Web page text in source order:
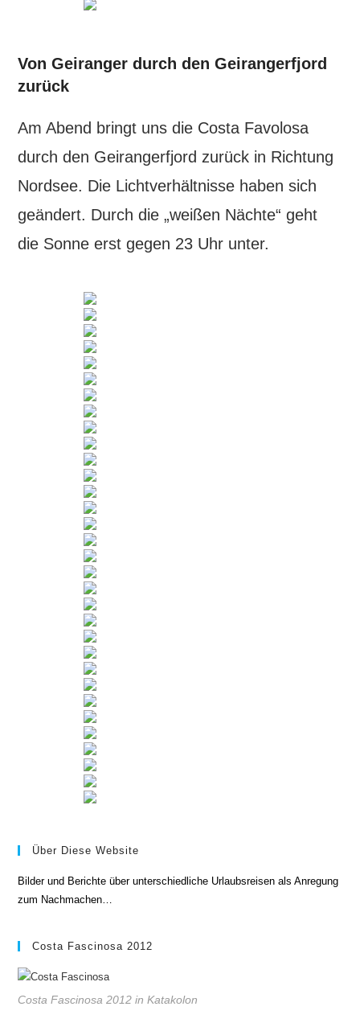
Von Geiranger durch den Geirangerfjord
zurück
Am Abend bringt uns die Costa Favolosa
durch den Geirangerfjord zurück in Richtung
Nordsee. Die Lichtverhältnisse haben sich
geändert. Durch die „weißen Nächte“ geht
die Sonne erst gegen 23 Uhr unter.
Über Diese Website
Bilder und Berichte über unterschiedliche Urlaubsreisen als Anregung
zum Nachmachen…
Costa Fascinosa 2012
Costa Fascinosa 2012 in Katakolon